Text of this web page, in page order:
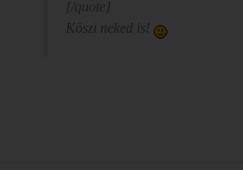
[/quote]
Köszi neked is!